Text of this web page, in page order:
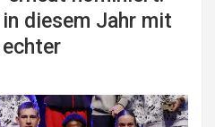
diesem Jahr mit